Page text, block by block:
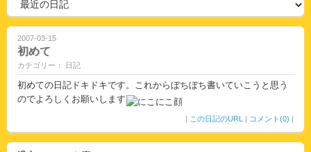
2007-03-15
初めて
カテゴリー： 日記
初めての日記ドキドキです。これからぼちぼち書いていこうと思う
のでよろしくお願いします
| この日記のURL | コメント(0) |